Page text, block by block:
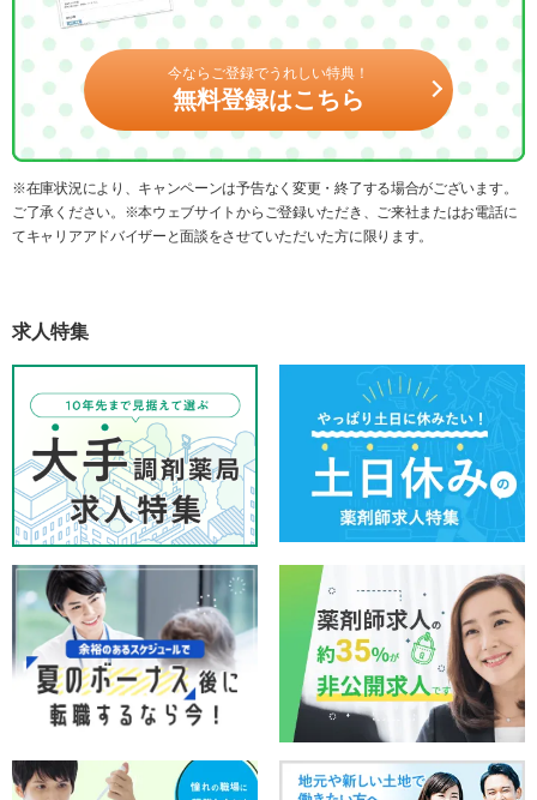
今ならご登録でうれしい特典！
無料登録はこちら
※在庫状況により、キャンペーンは予告なく変更・終了する場合がございます。
ご了承ください。※本ウェブサイトからご登録いただき、ご来社またはお電話に
てキャリアアドバイザーと面談をさせていただいた方に限ります。
求人特集